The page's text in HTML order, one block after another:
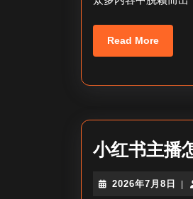
日
Read MoreRead
More
小红书主播
2026年7月8日